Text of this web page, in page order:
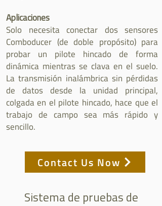
Aplicaciones
Solo necesita conectar dos sensores
Comboducer (de doble propósito) para
probar un pilote hincado de forma
dinámica mientras se clava en el suelo.
La transmisión inalámbrica sin pérdidas
de datos desde la unidad principal,
colgada en el pilote hincado, hace que el
trabajo de campo sea más rápido y
sencillo.
Contact Us Now
Sistema de pruebas de